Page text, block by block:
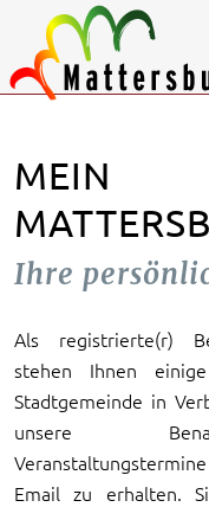
MEIN
Ihre
Als registrierte(r)
stehen Ihnen
Stadtgemeinde in
unsere
Email zu erhalten.